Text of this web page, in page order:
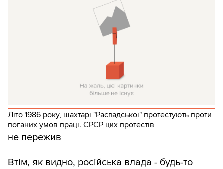
Літо 1986 року, шахтарі "Распадської" протестують проти
поганих умов праці. СРСР цих протестів
не пережив
Втім, як видно, російська влада - будь-то